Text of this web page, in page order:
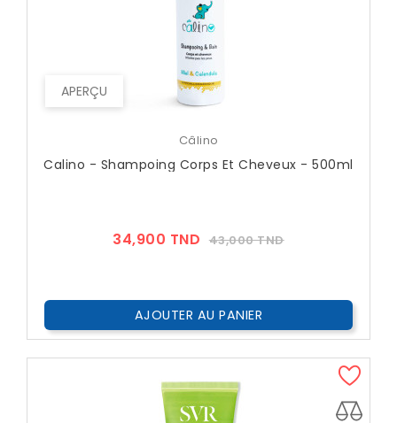
APERÇU
Câlino
Calino - Shampoing Corps Et Cheveux - 500ml
34,900 TND Prix
43,000 TNDPrix
AJOUTER AU PANIER